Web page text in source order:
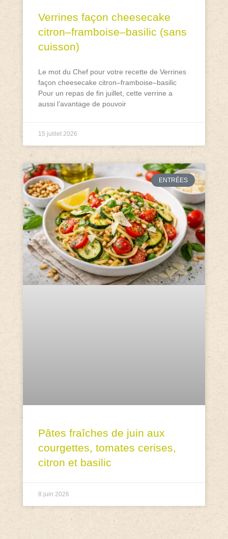
Verrines façon cheesecake
citron–framboise–basilic (sans
cuisson)
Le mot du Chef pour votre recette de Verrines
façon cheesecake citron–framboise–basilic
Pour un repas de fin juillet, cette verrine a
aussi l’avantage de pouvoir
15 juillet 2026
ENTRÉES
Pâtes fraîches de juin aux
courgettes, tomates cerises,
citron et basilic
8 juin 2026